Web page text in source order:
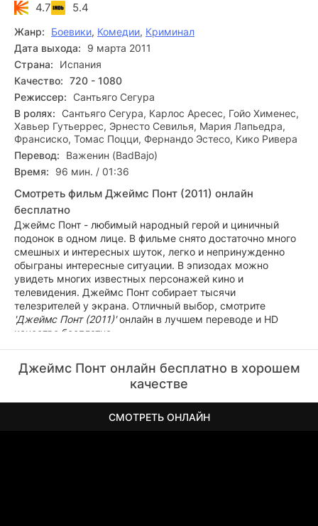
4.7 5.4
Жанр: Боевики, Комедии, Криминал
Дата выхода:
9 марта 2011
Страна:
Испания
Качество: 720 - 1080
Режиссер: Сантьяго Сегура
В ролях: Сантьяго Сегура, Карлос Аресес, Гойо Хименес,
Хавьер Гутьеррес, Эрнесто Севилья, Мария Лапьедра,
Франсиско, Томас Поцци, Фернандо Эстесо, Кико Ривера
Перевод:
Важенин (BadBajo)
Время:
96 мин. / 01:36
Смотреть фильм Джеймс Понт (2011) онлайн
бесплатно
Джеймс Понт - любимый народный герой и циничный
подонок в одном лице. В фильме снято достаточно много
смешных и интересных шуток, легко и непринужденно
обыграны интересные ситуации. В эпизодах можно
увидеть многих известных персонажей кино и
телевидения. Джеймс Понт собирает тысячи
телезрителей у экрана. Отличный выбор, смотрите
'Джеймс Понт (2011)'онлайн в лучшем переводе и HD
качестве бесплатно.
Джеймс Понт онлайн бесплатно в хорошем
качестве
СМОТРЕТЬ ОНЛАЙН